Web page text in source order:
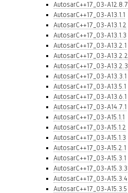
AutosarC++17_03-A12.8.7
AutosarC++17_03-A13.1.1
AutosarC++17_03-A13.1.2
AutosarC++17_03-A13.1.3
AutosarC++17_03-A13.2.1
AutosarC++17_03-A13.2.2
AutosarC++17_03-A13.2.3
AutosarC++17_03-A13.3.1
AutosarC++17_03-A13.5.1
AutosarC++17_03-A13.6.1
AutosarC++17_03-A14.7.1
AutosarC++17_03-A15.1.1
AutosarC++17_03-A15.1.2
AutosarC++17_03-A15.1.3
AutosarC++17_03-A15.2.1
AutosarC++17_03-A15.3.1
AutosarC++17_03-A15.3.3
AutosarC++17_03-A15.3.4
AutosarC++17_03-A15.3.5